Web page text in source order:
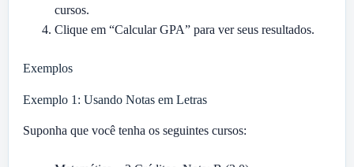
cursos.
Clique em “Calcular GPA” para ver seus resultados.
Exemplos
Exemplo 1: Usando Notas em Letras
Suponha que você tenha os seguintes cursos: